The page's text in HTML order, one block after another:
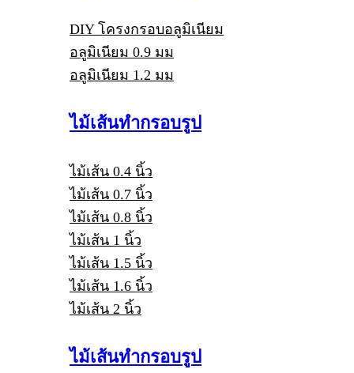
DIY โครงกรอบอลูมิเนียม
อลูมิเนียม 0.9 มม
อลูมิเนียม 1.2 มม
ไม้เส้นทำกรอบรูป
ไม้เส้น 0.4 นิ้ว
ไม้เส้น 0.7 นิ้ว
ไม้เส้น 0.8 นิ้ว
ไม้เส้น 1 นิ้ว
ไม้เส้น 1.5 นิ้ว
ไม้เส้น 1.6 นิ้ว
ไม้เส้น 2 นิ้ว
ไม้เส้นทำกรอบรูป